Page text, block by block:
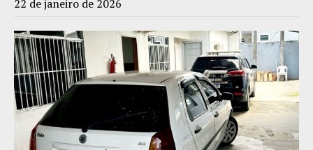
22 de janeiro de 2026